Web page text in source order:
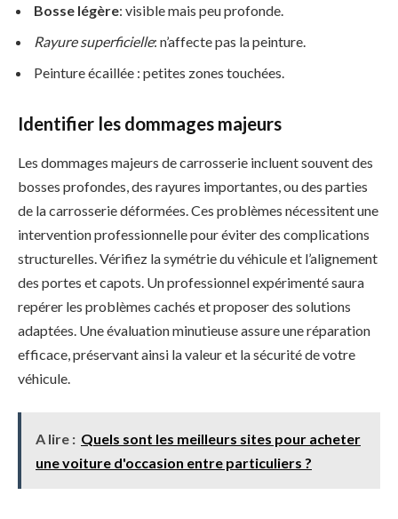
Bosse légère: visible mais peu profonde.
Rayure superficielle: n’affecte pas la peinture.
Peinture écaillée : petites zones touchées.
Identifier les dommages majeurs
Les dommages majeurs de carrosserie incluent souvent des
bosses profondes, des rayures importantes, ou des parties
de la carrosserie déformées. Ces problèmes nécessitent une
intervention professionnelle pour éviter des complications
structurelles. Vérifiez la symétrie du véhicule et l’alignement
des portes et capots. Un professionnel expérimenté saura
repérer les problèmes cachés et proposer des solutions
adaptées. Une évaluation minutieuse assure une réparation
efficace, préservant ainsi la valeur et la sécurité de votre
véhicule.
A lire : Quels sont les meilleurs sites pour acheter
une voiture d'occasion entre particuliers ?